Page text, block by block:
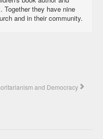
Together they have nine
and in their community.
and Democracy